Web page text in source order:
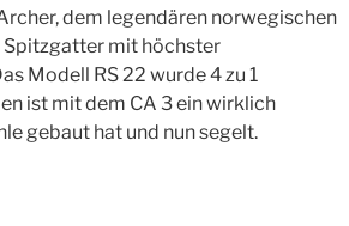
dem legendären norwegischen
Spitzgatter mit höchster
Modell RS 22 wurde 4 zu 1
ist mit dem CA 3 ein wirklich
gebaut hat und nun segelt.